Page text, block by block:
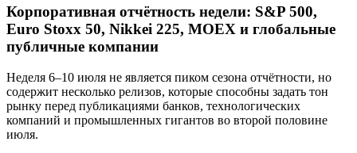
Корпоративная отчётность недели: S&P 500,
Euro Stoxx 50, Nikkei 225, MOEX и глобальные
публичные компании
Неделя 6–10 июля не является пиком сезона отчётности, но
содержит несколько релизов, которые способны задать тон
рынку перед публикациями банков, технологических
компаний и промышленных гигантов во второй половине
июля.